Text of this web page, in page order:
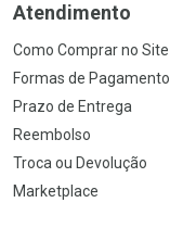
Atendimento
Como Comprar no Site
Formas de Pagamento
Prazo de Entrega
Reembolso
Troca ou Devolução
Marketplace